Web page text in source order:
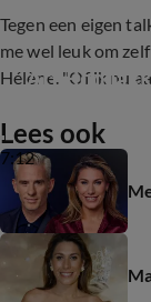
Tegen een eigen
me wel leuk om
Hélène. "Of ik nu
7:12
Art
Lees ook